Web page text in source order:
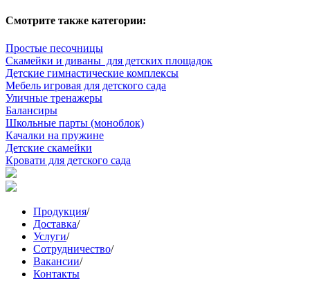
Смотрите также категории:
Простые песочницы
Скамейки и диваны для детских площадок
Детские гимнастические комплексы
Мебель игровая для детского сада
Уличные тренажеры
Балансиры
Школьные парты (моноблок)
Качалки на пружине
Детские скамейки
Кровати для детского сада
Продукция/
Доставка/
Услуги/
Сотрудничество/
Вакансии/
Контакты